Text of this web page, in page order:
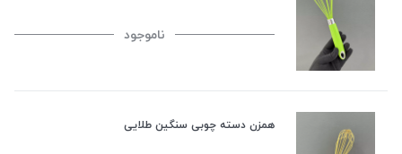
ناموجود
همزن دسته چوبی سنگین طلایی